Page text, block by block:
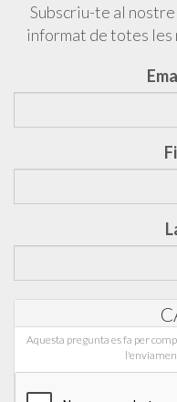
Subscriu-te al
informat de totes les
Aquesta pregunta es fa per